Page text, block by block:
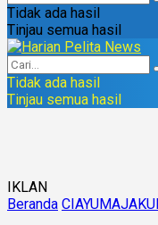
Tidak ada hasil
Tinjau semua hasil
Tidak ada hasil
Tinjau semua hasil
IKLAN
Beranda